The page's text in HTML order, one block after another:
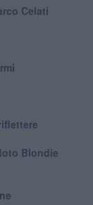
Celati
Blondie